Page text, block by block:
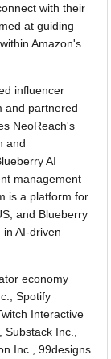
with their
at guiding
Amazon's
influencer
and partnered
NeoReach's
and
AI
management
is a platform for
and Blueberry
AI-driven
economy
Spotify
Interactive
Inc.,
Inc., 99designs